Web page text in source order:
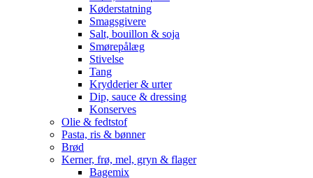
Køderstatning
Smagsgivere
Salt, bouillon & soja
Smørepålæg
Stivelse
Tang
Krydderier & urter
Dip, sauce & dressing
Konserves
Olie & fedtstof
Pasta, ris & bønner
Brød
Kerner, frø, mel, gryn & flager
Bagemix